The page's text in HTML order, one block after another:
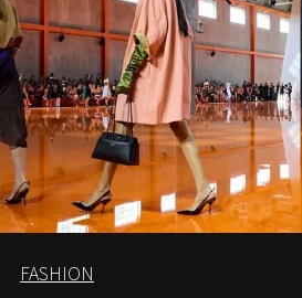
FASHION